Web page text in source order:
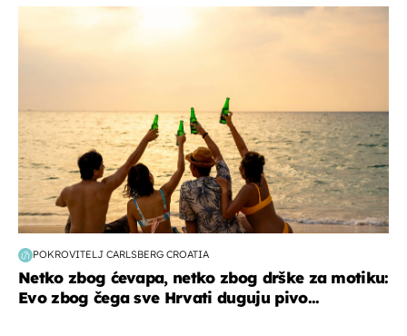
POKROVITELJ CARLSBERG CROATIA
Netko zbog ćevapa, netko zbog drške za motiku:
Evo zbog čega sve Hrvati duguju pivo...